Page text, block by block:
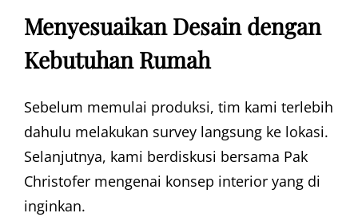
Menyesuaikan Desain dengan
Kebutuhan Rumah
Sebelum memulai produksi, tim kami terlebih
dahulu melakukan survey langsung ke lokasi.
Selanjutnya, kami berdiskusi bersama Pak
Christofer mengenai konsep interior yang di
inginkan.